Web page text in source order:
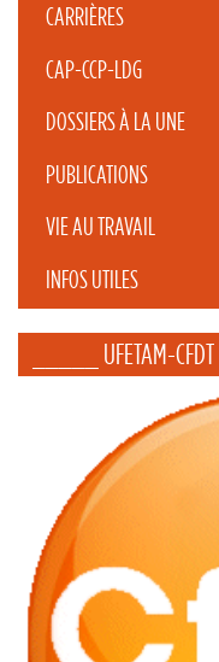
CARRIÈRES
CAP-CCP-LDG
DOSSIERS À LA UNE
PUBLICATIONS
VIE AU TRAVAIL
INFOS UTILES
_____ UFETAM-CFDT